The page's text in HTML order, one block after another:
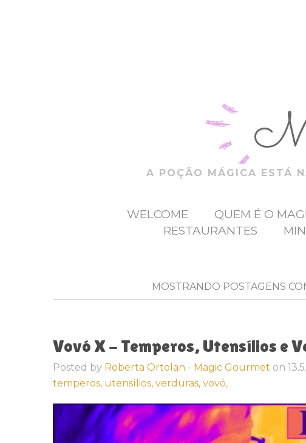
A POÇÃO MÁGICA ESTÁ
WELCOME QUEM É O
RESTAURANTES
MOSTRANDO POSTAGENS
Vovó X - Temperos, Utensílios e
Posted by Roberta Ortolan - Magic Gourmet on
temperos, utensílios, verduras, vovó,